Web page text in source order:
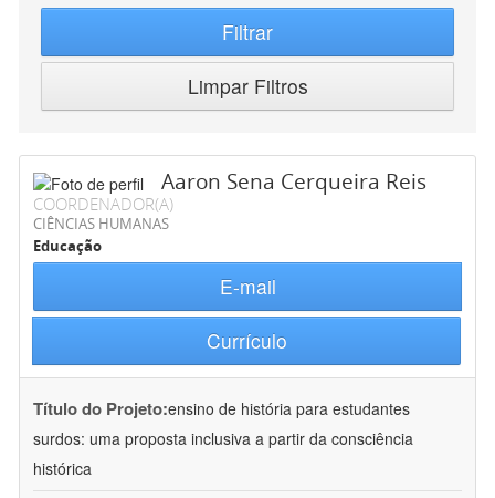
Filtrar
Limpar Filtros
Aaron Sena Cerqueira Reis
COORDENADOR(A)
CIÊNCIAS HUMANAS
Educação
E-mail
Currículo
Título do Projeto:ensino de história para estudantes
surdos: uma proposta inclusiva a partir da consciência
histórica